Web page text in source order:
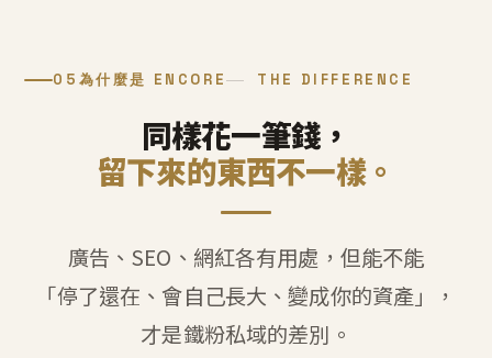
05 為什麼是 ENCORE THE DIFFERENCE
同樣花一筆錢，
留下來的東西不一樣。
廣告、SEO、網紅各有用處，但能不能
「停了還在、會自己長大、變成你的資產」，
才是鐵粉私域的差別。